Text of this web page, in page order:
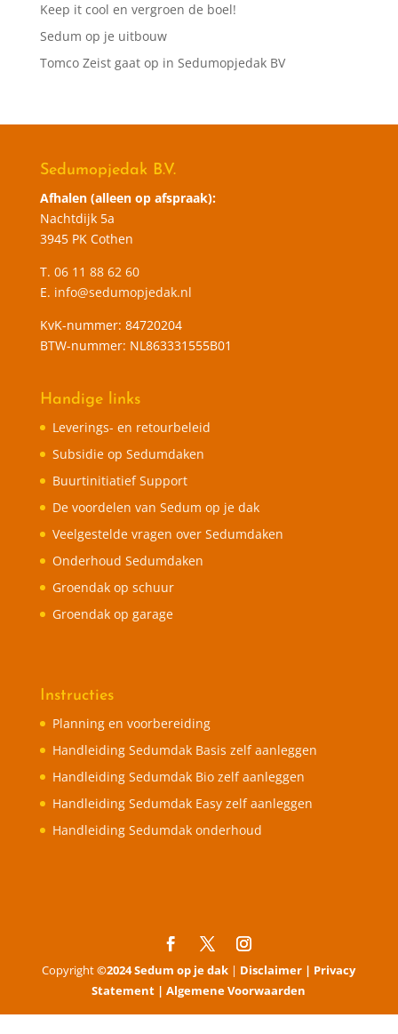
Keep it cool en vergroen de boel!
Sedum op je uitbouw
Tomco Zeist gaat op in Sedumopjedak BV
Sedumopjedak B.V.
Afhalen (alleen op afspraak):
Nachtdijk 5a
3945 PK Cothen
T. 06 11 88 62 60
E. info@sedumopjedak.nl
KvK-nummer: 84720204
BTW-nummer: NL863331555B01
Handige links
Leverings- en retourbeleid
Subsidie op Sedumdaken
Buurtinitiatief Support
De voordelen van Sedum op je dak
Veelgestelde vragen over Sedumdaken
Onderhoud Sedumdaken
Groendak op schuur
Groendak op garage
Instructies
Planning en voorbereiding
Handleiding Sedumdak Basis zelf aanleggen
Handleiding Sedumdak Bio zelf aanleggen
Handleiding Sedumdak Easy zelf aanleggen
Handleiding Sedumdak onderhoud
Copyright©2024 Sedum op je dak | Disclaimer | Privacy
Statement |Algemene Voorwaarden